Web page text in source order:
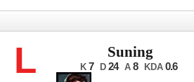
L Suning
K 7 D 24 A 8 KDA 0.6